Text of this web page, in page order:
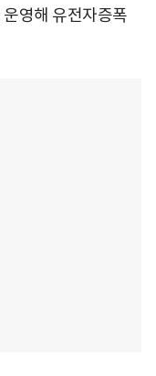
영해 유전자증폭